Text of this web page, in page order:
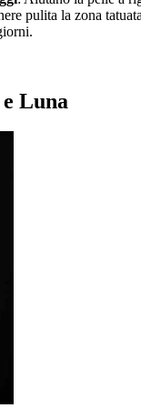
pulita la zona
Luna